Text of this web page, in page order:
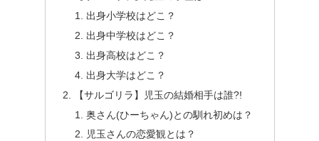
出身小学校はどこ？
出身中学校はどこ？
出身高校はどこ？
出身大学はどこ？
【サルゴリラ】児玉の結婚相手は誰?!
奥さん(ひーちゃん)との馴れ初めは？
児玉さんの恋愛観とは？